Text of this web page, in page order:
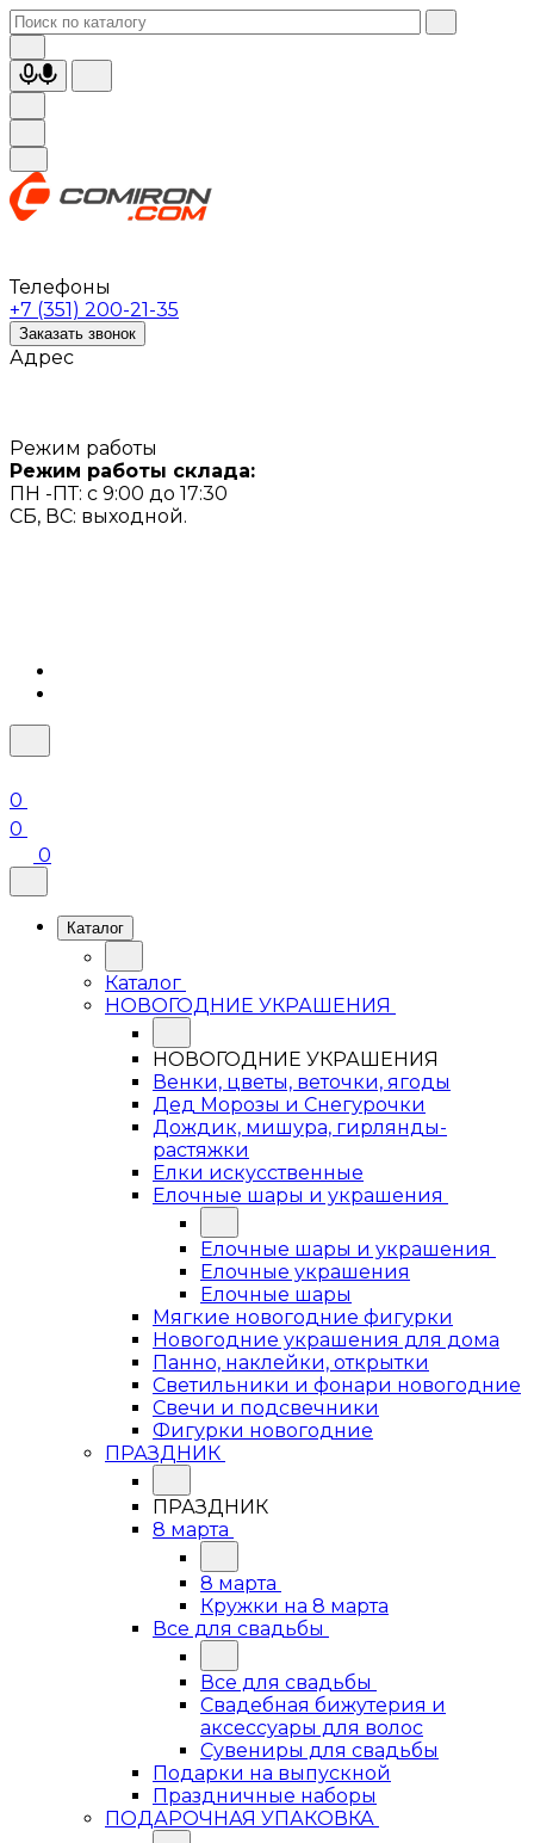
Телефоны
+7 (351) 200-21-35
Заказать звонок
Адрес
Режим работы
Режим работы склада:
ПН -ПТ: с 9:00 до 17:30
СБ, ВС: выходной.
0
0
0
Каталог
Каталог
НОВОГОДНИЕ УКРАШЕНИЯ
НОВОГОДНИЕ УКРАШЕНИЯ
Венки, цветы, веточки, ягоды
Дед Морозы и Снегурочки
Дождик, мишура, гирлянды-
растяжки
Елки искусственные
Елочные шары и украшения
Елочные шары и украшения
Елочные украшения
Елочные шары
Мягкие новогодние фигурки
Новогодние украшения для дома
Панно, наклейки, открытки
Светильники и фонари новогодние
Свечи и подсвечники
Фигурки новогодние
ПРАЗДНИК
ПРАЗДНИК
8 марта
8 марта
Кружки на 8 марта
Все для свадьбы
Все для свадьбы
Свадебная бижутерия и
аксессуары для волос
Сувениры для свадьбы
Подарки на выпускной
Праздничные наборы
ПОДАРОЧНАЯ УПАКОВКА